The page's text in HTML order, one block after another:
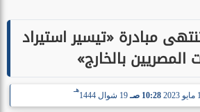
مبادرة «تيسير استيراد
المصريين بالخارج»
10:28 صـ 19 شوال 1444
هـ